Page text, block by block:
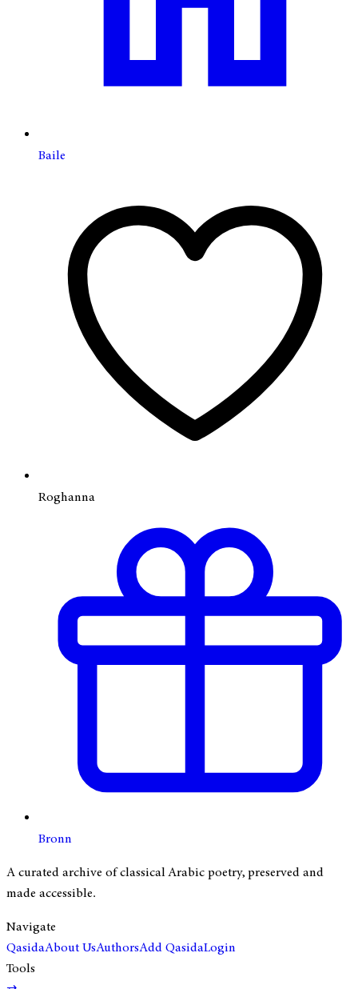
Baile
Roghanna
Bronn
A curated archive of classical Arabic poetry, preserved and
made accessible.
Navigate
QasidaAbout UsAuthorsAdd QasidaLogin
Tools